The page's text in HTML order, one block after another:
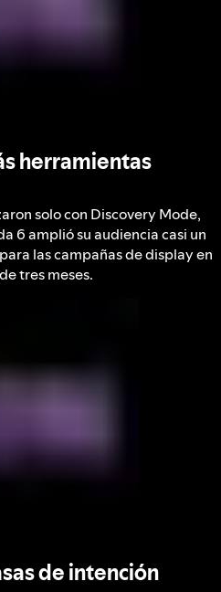
herramientas
solo con Discovery Mode,
6 amplió su audiencia casi un
las campañas de display en
tres meses.
de intención